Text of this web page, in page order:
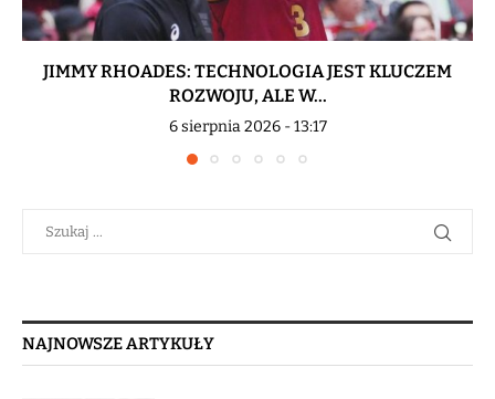
JIMMY RHOADES: TECHNOLOGIA JEST KLUCZEM
ROZWOJU, ALE W...
6 sierpnia 2026 - 13:17
NAJNOWSZE ARTYKUŁY